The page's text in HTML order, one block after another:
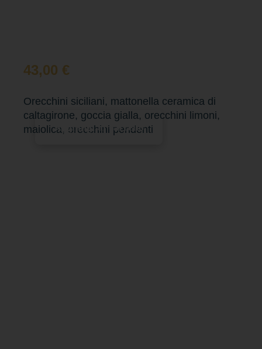
43,00 €
Orecchini siciliani, mattonella ceramica di
caltagirone, goccia gialla, orecchini limoni,
maiolica, orecchini pendenti
Aggiungi al carrello